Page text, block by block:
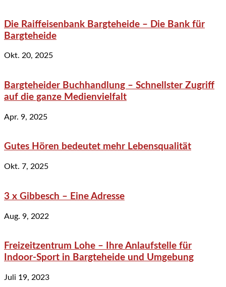
Die Raiffeisenbank Bargteheide – Die Bank für
Bargteheide
Okt. 20, 2025
Bargteheider Buchhandlung – Schnellster Zugriff
auf die ganze Medienvielfalt
Apr. 9, 2025
Gutes Hören bedeutet mehr Lebensqualität
Okt. 7, 2025
3 x Gibbesch – Eine Adresse
Aug. 9, 2022
Freizeitzentrum Lohe – Ihre Anlaufstelle für
Indoor-Sport in Bargteheide und Umgebung
Juli 19, 2023